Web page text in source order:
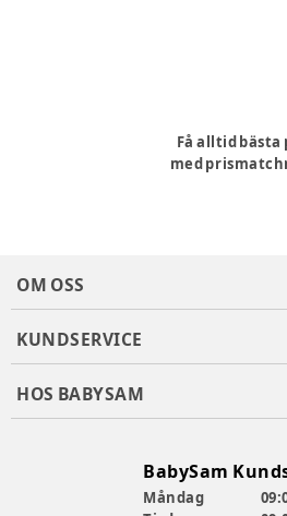
Få alltid bästa
med
OM OSS
KUNDSERVICE
HOS BABYSAM
BabySam
Måndag